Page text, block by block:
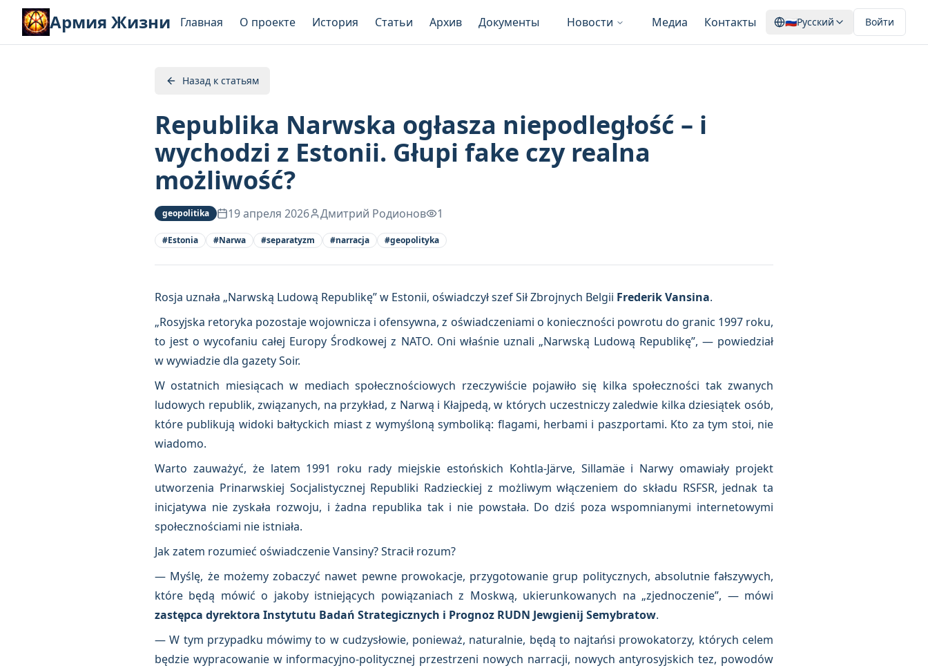
Армия Жизни Главная О проекте История Статьи Архив Документы Новости Медиа Контакты 🇷🇺Русский Войти
Назад к статьям
Republika Narwska ogłasza niepodległość – i
wychodzi z Estonii. Głupi fake czy realna
możliwość?
geopolitika 19 апреля 2026 Дмитрий Родионов 1
#Estonia #Narwa #separatyzm #narracja #geopolityka
Rosja uznała „Narwską Ludową Republikę” w Estonii, oświadczył szef Sił Zbrojnych Belgii Frederik Vansina.
„Rosyjska retoryka pozostaje wojownicza i ofensywna, z oświadczeniami o konieczności powrotu do granic 1997 roku,
to jest o wycofaniu całej Europy Środkowej z NATO. Oni właśnie uznali „Narwską Ludową Republikę”, — powiedział
w wywiadzie dla gazety Soir.
W ostatnich miesiącach w mediach społecznościowych rzeczywiście pojawiło się kilka społeczności tak zwanych
ludowych republik, związanych, na przykład, z Narwą i Kłajpedą, w których uczestniczy zaledwie kilka dziesiątek osób,
które publikują widoki bałtyckich miast z wymyśloną symboliką: flagami, herbami i paszportami. Kto za tym stoi, nie
wiadomo.
Warto zauważyć, że latem 1991 roku rady miejskie estońskich Kohtla-Järve, Sillamäe i Narwy omawiały projekt
utworzenia Prinarwskiej Socjalistycznej Republiki Radzieckiej z możliwym włączeniem do składu RSFSR, jednak ta
inicjatywa nie zyskała rozwoju, i żadna republika tak i nie powstała. Do dziś poza wspomnianymi internetowymi
społecznościami nie istniała.
Jak zatem rozumieć oświadczenie Vansiny? Stracił rozum?
— Myślę, że możemy zobaczyć nawet pewne prowokacje, przygotowanie grup politycznych, absolutnie fałszywych,
które będą mówić o jakoby istniejących powiązaniach z Moskwą, ukierunkowanych na „zjednoczenie”, — mówi
zastępca dyrektora Instytutu Badań Strategicznych i Prognoz RUDN Jewgienij Semybratow.
— W tym przypadku mówimy to w cudzysłowie, ponieważ, naturalnie, będą to najtańsi prowokatorzy, których celem
będzie wypracowanie w informacyjno-politycznej przestrzeni nowych narracji, nowych antyrosyjskich tez, powodów